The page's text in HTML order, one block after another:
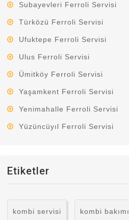
Subayevleri Ferroli Servisi
Türközü Ferroli Servisi
Ufuktepe Ferroli Servisi
Ulus Ferroli Servisi
Ümitköy Ferroli Servisi
Yaşamkent Ferroli Servisi
Yenimahalle Ferroli Servisi
Yüzüncüyıl Ferroli Servisi
Etiketler
kombi servisi kombi bakımı